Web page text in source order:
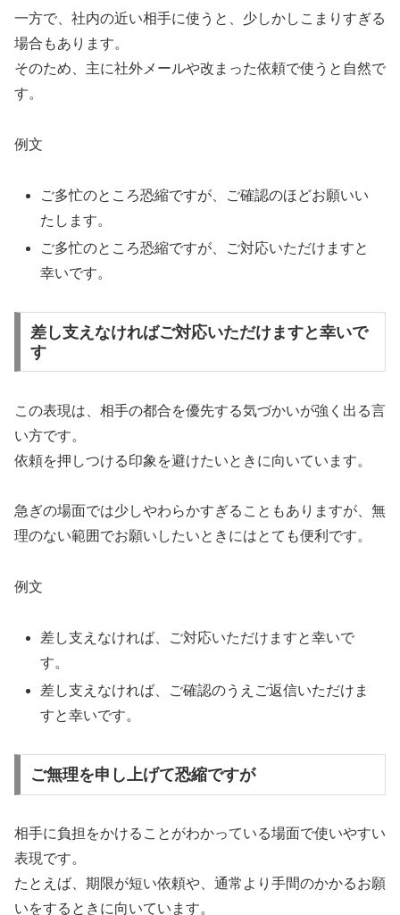
一方で、社内の近い相手に使うと、少しかしこまりすぎる
場合もあります。
そのため、主に社外メールや改まった依頼で使うと自然で
す。
例文
ご多忙のところ恐縮ですが、ご確認のほどお願いい
たします。
ご多忙のところ恐縮ですが、ご対応いただけますと
幸いです。
差し支えなければご対応いただけますと幸いで
す
この表現は、相手の都合を優先する気づかいが強く出る言
い方です。
依頼を押しつける印象を避けたいときに向いています。
急ぎの場面では少しやわらかすぎることもありますが、無
理のない範囲でお願いしたいときにはとても便利です。
例文
差し支えなければ、ご対応いただけますと幸いで
す。
差し支えなければ、ご確認のうえご返信いただけま
すと幸いです。
ご無理を申し上げて恐縮ですが
相手に負担をかけることがわかっている場面で使いやすい
表現です。
たとえば、期限が短い依頼や、通常より手間のかかるお願
いをするときに向いています。